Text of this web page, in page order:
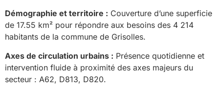
Démographie et territoire : Couverture d’une superficie
de 17.55 km² pour répondre aux besoins des 4 214
habitants de la commune de Grisolles.
Axes de circulation urbains : Présence quotidienne et
intervention fluide à proximité des axes majeurs du
secteur : A62, D813, D820.